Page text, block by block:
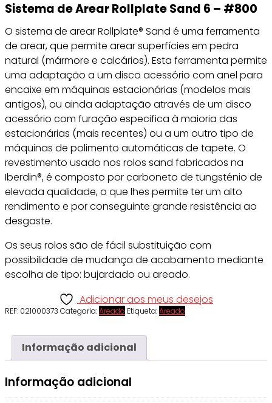
Sistema de Arear Rollplate Sand 6 – #800
O sistema de arear Rollplate® Sand é uma ferramenta
de arear, que permite arear superfícies em pedra
natural (mármore e calcários). Esta ferramenta permite
uma adaptação a um disco acessório com anel para
encaixe em máquinas estacionárias (modelos mais
antigos), ou ainda adaptação através de um disco
acessório com furação especifica à maioria das
estacionárias (mais recentes) ou a um outro tipo de
máquinas de polimento automáticas de tapete. O
revestimento usado nos rolos sand fabricados na
Iberdin®, é composto por carboneto de tungsténio de
elevada qualidade, o que lhes permite ter um alto
rendimento e por conseguinte grande resistência ao
desgaste.
Os seus rolos são de fácil substituição com
possibilidade de mudança de acabamento mediante
escolha de tipo: bujardado ou areado.
Adicionar aos meus desejos
REF: 021000373 Categoria:Areado Etiqueta:Areado
Informação adicional
Informação adicional